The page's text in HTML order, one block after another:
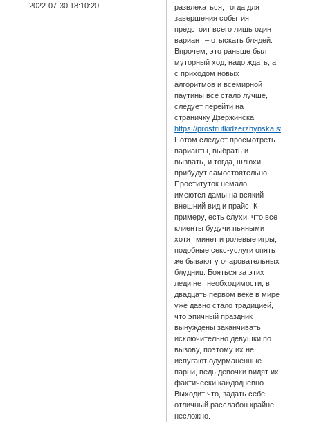
2022-07-30 18:10:20
развлекаться, тогда для
завершения события
предстоит всего лишь один
вариант – отыскать блядей.
Впрочем, это раньше был
муторный ход, надо ждать, а
с приходом новых
алгоритмов и всемирной
паутины все стало лучше,
следует перейти на
страничку Дзержинска
https://prostitutkidzerzhynska.stream/
Потом следует просмотреть
варианты, выбрать и
вызвать, и тогда, шлюхи
прибудут самостоятельно.
Проституток немало,
имеются дамы на всякий
внешний вид и прайс. К
примеру, есть слухи, что все
клиенты будучи пьяными
хотят минет и ролевые игры,
подобные секс-услуги опять
же бывают у очаровательных
блудниц. Бояться за этих
леди нет необходимости, в
двадцать первом веке в мире
уже давно стало традицией,
что эпичный праздник
вынуждены заканчивать
исключительно девушки по
вызову, поэтому их не
испугают одурманенные
парни, ведь девочки видят их
фактически каждодневно.
Выходит что, задать себе
отличный расслабон крайне
несложно.